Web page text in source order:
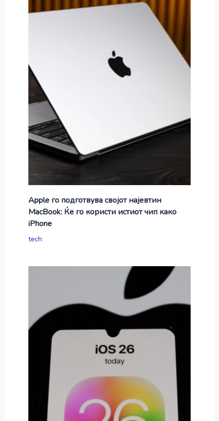
Apple го подготвува својот најевтин
MacBook: Ќе го користи истиот чип како
iPhone
tech